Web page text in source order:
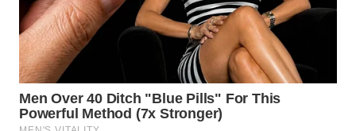
WN
SULSEL
WN
GORONTALO